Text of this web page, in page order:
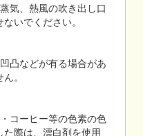
気、熱風の吹き出し口
いでください。
凸などが有る場合があ
。
コーヒー等の色素の色
際は、漂白剤を使用